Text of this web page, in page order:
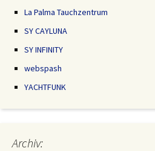
La Palma Tauchzentrum
SY CAYLUNA
SY INFINITY
webspash
YACHTFUNK
Archiv: